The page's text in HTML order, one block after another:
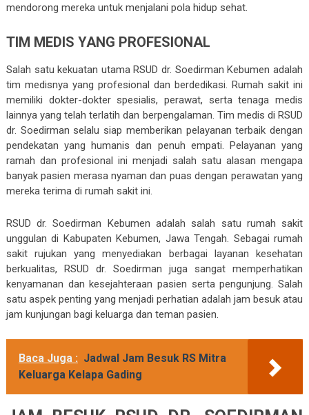
mendorong mereka untuk menjalani pola hidup sehat.
TIM MEDIS YANG PROFESIONAL
Salah satu kekuatan utama RSUD dr. Soedirman Kebumen adalah
tim medisnya yang profesional dan berdedikasi. Rumah sakit ini
memiliki dokter-dokter spesialis, perawat, serta tenaga medis
lainnya yang telah terlatih dan berpengalaman. Tim medis di RSUD
dr. Soedirman selalu siap memberikan pelayanan terbaik dengan
pendekatan yang humanis dan penuh empati. Pelayanan yang
ramah dan profesional ini menjadi salah satu alasan mengapa
banyak pasien merasa nyaman dan puas dengan perawatan yang
mereka terima di rumah sakit ini.
RSUD dr. Soedirman Kebumen adalah salah satu rumah sakit
unggulan di Kabupaten Kebumen, Jawa Tengah. Sebagai rumah
sakit rujukan yang menyediakan berbagai layanan kesehatan
berkualitas, RSUD dr. Soedirman juga sangat memperhatikan
kenyamanan dan kesejahteraan pasien serta pengunjung. Salah
satu aspek penting yang menjadi perhatian adalah jam besuk atau
jam kunjungan bagi keluarga dan teman pasien.
Baca Juga : Jadwal Jam Besuk RS Mitra
Keluarga Kelapa Gading